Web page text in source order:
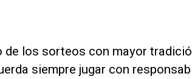
de los sorteos con mayor
siempre jugar con